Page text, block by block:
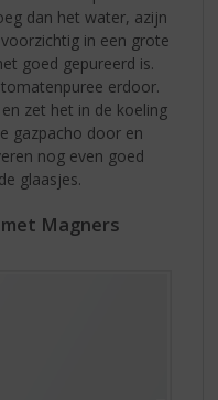
dan het water, azijn
in een grote
goed gepureerd is.
erdoor.
zet het in de koeling
gazpacho door en
nog even goed
glaasjes.
Magners